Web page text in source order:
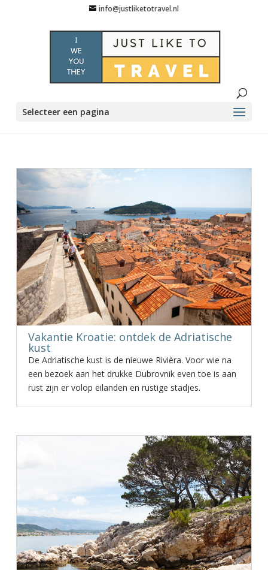
info@justliketotravel.nl
Selecteer een pagina
Vakantie Kroatie: ontdek de Adriatische
kust
De Adriatische kust is de nieuwe Rivièra. Voor wie na
een bezoek aan het drukke Dubrovnik even toe is aan
rust zijn er volop eilanden en rustige stadjes.